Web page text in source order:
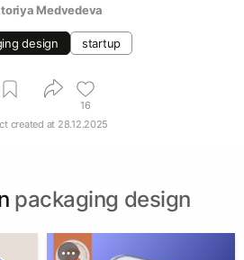
Medvedeva
design startup
16
created at 28.12.2025
packaging design